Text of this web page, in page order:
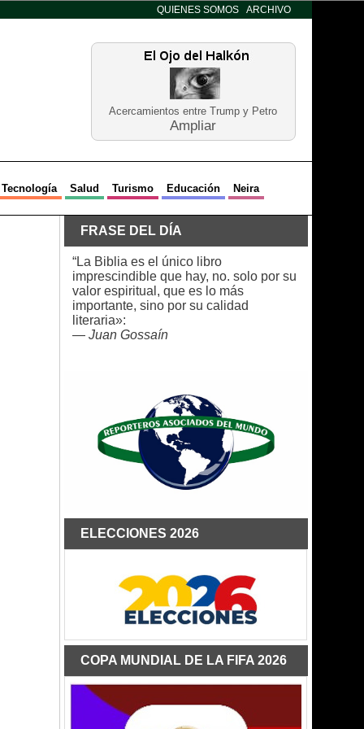
QUIENES SOMOS ARCHIVO
Acercamientos entre Trump y Petro
Ampliar
Tecnología Salud Turismo Educación Neira
FRASE DEL DÍA
“La Biblia es el único libro
imprescindible que hay, no. solo por su
valor espiritual, que es lo más
importante, sino por su calidad
literaria»:
— Juan Gossaín
ELECCIONES 2026
COPA MUNDIAL DE LA FIFA 2026